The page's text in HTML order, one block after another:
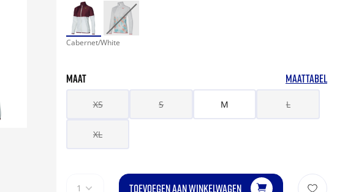
Cabernet/White
MAAT MAATTABEL
XS S M L
XL
1 TOEVOEGEN AAN WINKELWAGEN